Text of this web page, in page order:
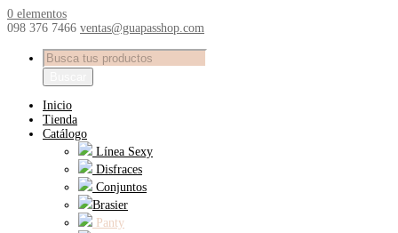
0 elementos
098 376 7466 ventas@guapasshop.com
Búsqueda
de
productos
Inicio
Tienda
Catálogo
Línea Sexy
Disfraces
Conjuntos
Brasier
Panty